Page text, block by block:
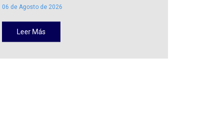
06 de Agosto de 2026
Leer Más